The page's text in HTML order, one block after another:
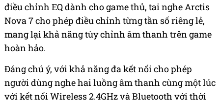
điều chỉnh EQ dành cho game thủ, tai nghe Arctis
Nova 7 cho phép điều chỉnh từng tần số riêng lẻ,
mang lại khả năng tùy chỉnh âm thanh trên game
hoàn hảo.
Đáng chú ý, với khả năng đa kết nối cho phép
người dùng nghe hai luồng âm thanh cùng một lúc
với kết nối Wireless 2.4GHz và Bluetooth với thời